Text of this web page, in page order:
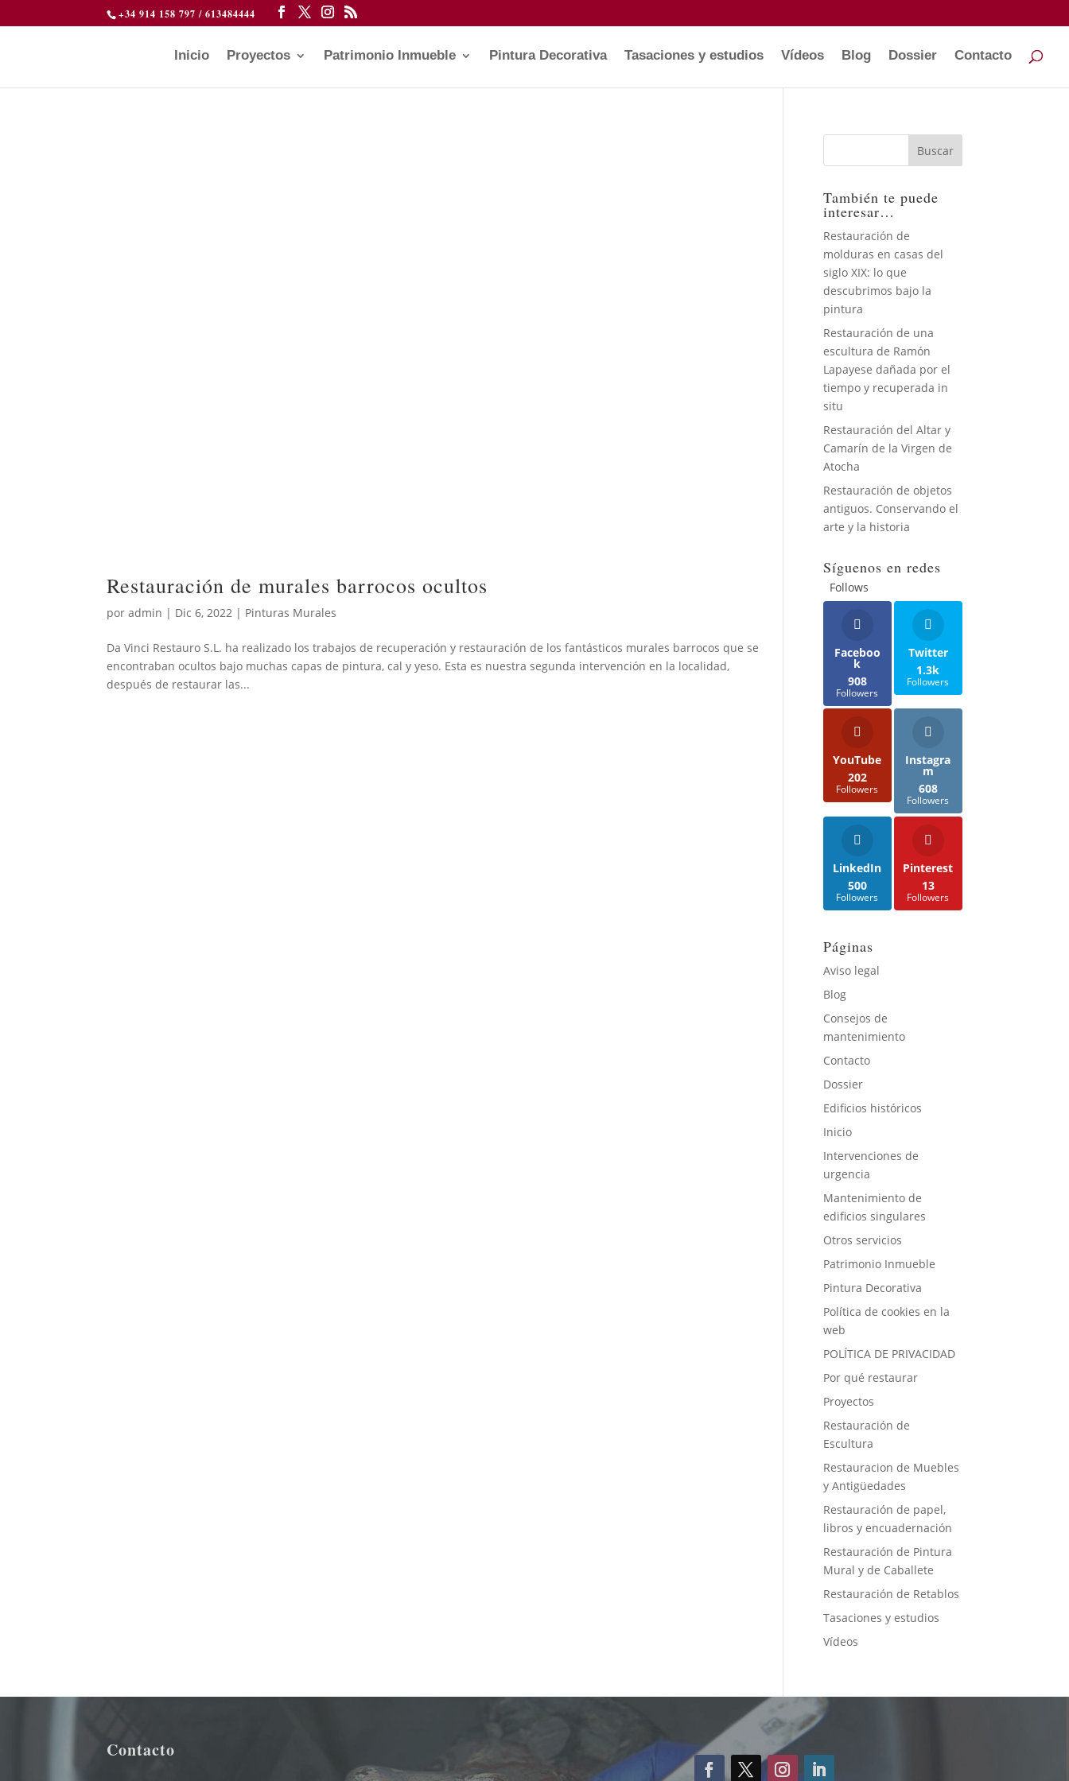
+34 914 158 797 / 613484444
Inicio Proyectos Patrimonio Inmueble Pintura Decorativa Tasaciones y estudios Vídeos Blog Dossier Contacto
Restauración de murales barrocos ocultos
poradmin | Dic 6, 2022 | Pinturas Murales
Da Vinci Restauro S.L. ha realizado los trabajos de recuperación y restauración de los fantásticos murales barrocos que se
encontraban ocultos bajo muchas capas de pintura, cal y yeso. Esta es nuestra segunda intervención en la localidad,
después de restaurar las...
También te puede
interesar…
Restauración de
molduras en casas del
siglo XIX: lo que
descubrimos bajo la
pintura
Restauración de una
escultura de Ramón
Lapayese dañada por el
tiempo y recuperada in
situ
Restauración del Altar y
Camarín de la Virgen de
Atocha
Restauración de objetos
antiguos. Conservando el
arte y la historia
Síguenos en redes
Follows
Faceboo
k
908
Followers
Twitter
1.3k
Followers
YouTube
202
Followers
Instagra
m
608
Followers
LinkedIn
500
Followers
Pinterest
13
Followers
Páginas
Aviso legal
Blog
Consejos de
mantenimiento
Contacto
Dossier
Edificios históricos
Inicio
Intervenciones de
urgencia
Mantenimiento de
edificios singulares
Otros servicios
Patrimonio Inmueble
Pintura Decorativa
Política de cookies en la
web
POLÍTICA DE PRIVACIDAD
Por qué restaurar
Proyectos
Restauración de
Escultura
Restauracion de Muebles
y Antigüedades
Restauración de papel,
libros y encuadernación
Restauración de Pintura
Mural y de Caballete
Restauración de Retablos
Tasaciones y estudios
Vídeos
Contacto